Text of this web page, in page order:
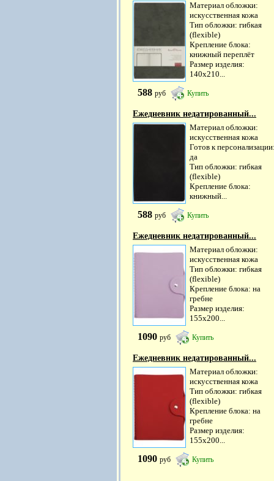
Материал обложки:
искусственная кожа
Тип обложки: гибкая
(flexible)
Крепление блока:
книжный переплёт
Размер изделия:
140х210...
588 руб Купить
Ежедневник недатированный...
Материал обложки:
искусственная кожа
Готов к
да
Тип обложки: гибкая
(flexible)
Крепление блока:
книжный...
588 руб Купить
Ежедневник недатированный...
Материал обложки:
искусственная кожа
Тип обложки: гибкая
(flexible)
Крепление блока: на
гребне
Размер изделия:
155х200...
1090 руб Купить
Ежедневник недатированный...
Материал обложки:
искусственная кожа
Тип обложки: гибкая
(flexible)
Крепление блока: на
гребне
Размер изделия:
155х200...
1090 руб Купить